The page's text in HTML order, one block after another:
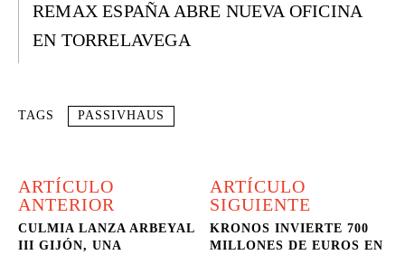
REMAX ESPAÑA ABRE NUEVA OFICINA
EN TORRELAVEGA
TAGS PASSIVHAUS
ARTÍCULO
ANTERIOR
CULMIA LANZA ARBEYAL
III GIJÓN, UNA
ARTÍCULO
SIGUIENTE
KRONOS INVIERTE 700
MILLONES DE EUROS EN